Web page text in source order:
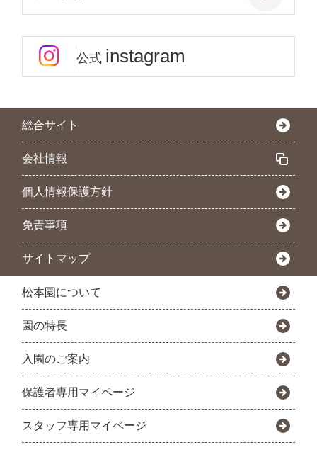
公式 instagram
総合サイト
会社情報
個人情報保護方針
免責事項
サイトマップ
松本園について
園の特長
入園のご案内
保護者専用マイページ
スタッフ専用マイページ